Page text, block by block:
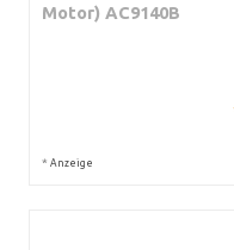
Motor) AC9140B
* Anzeige